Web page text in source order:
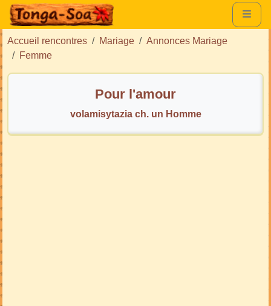
Accueil rencontres Mariage
Annonces Mariage
Femme
Pour l'amour
volamisytazia ch. un Homme